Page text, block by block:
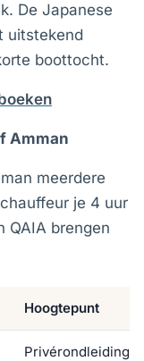
De Japanese
uitstekend
boottocht.
Amman
meerdere
je 4 uur
QAIA brengen
Hoogtepunt
Privérondleiding